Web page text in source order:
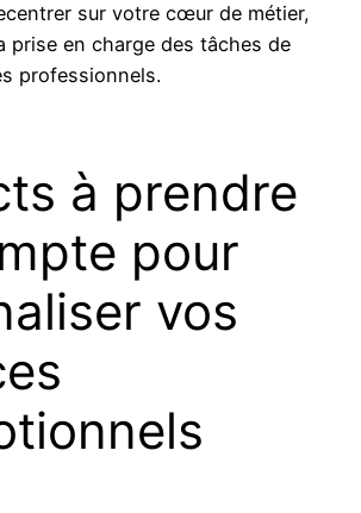
sur votre cœur de métier,
prise en charge des tâches de
professionnels.
à prendre
pour
vos